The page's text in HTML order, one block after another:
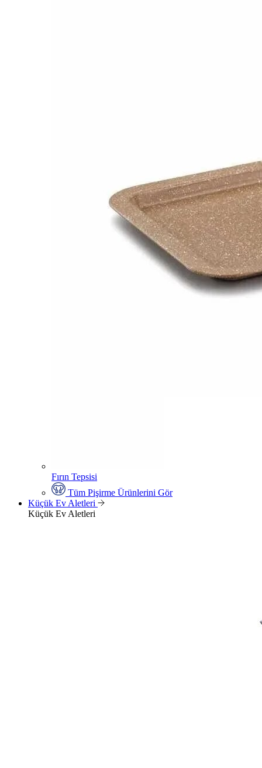
Fırın Tepsisi
Tüm Pişirme Ürünlerini Gör
Küçük Ev Aletleri
Küçük Ev Aletleri